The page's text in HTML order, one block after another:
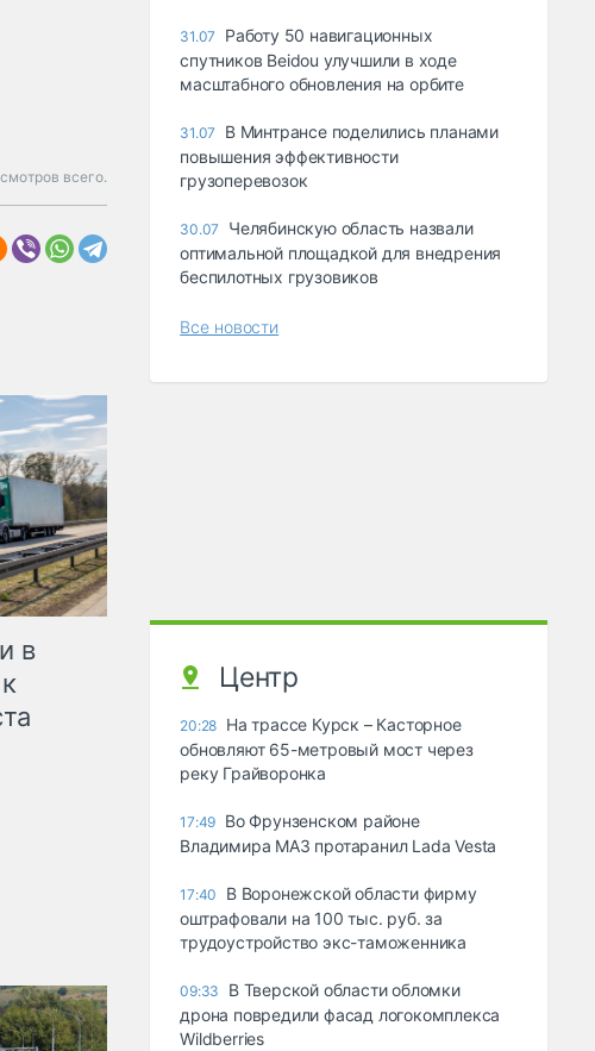
всего.
в
31.07
Работу 50 навигационных
спутников Beidou улучшили в ходе
масштабного обновления на орбите
31.07
В Минтрансе поделились планами
повышения эффективности
грузоперевозок
30.07
Челябинскую область назвали
оптимальной площадкой для внедрения
беспилотных грузовиков
Все новости
Центр
20:28 На трассе Курск – Касторное
обновляют 65-метровый мост через
реку Грайворонка
17:49 Во Фрунзенском районе
Владимира МАЗ протаранил Lada Vesta
17:40
В Воронежской области фирму
оштрафовали на 100 тыс. руб. за
трудоустройство экс-таможенника
09:33
В Тверской области обломки
дрона повредили фасад логокомплекса
Wildberries